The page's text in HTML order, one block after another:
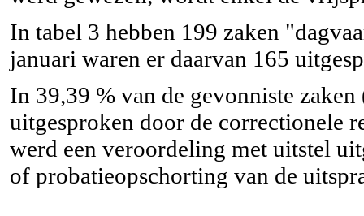
In tabel 3 hebben 199 zaken
januari waren er daarvan 165
In 39,39 % van de gevonniste
uitgesproken door de correctionele
werd een veroordeling met uitstel
of probatieopschorting van de